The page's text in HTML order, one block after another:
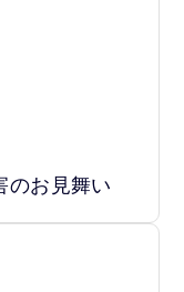
のお見舞い